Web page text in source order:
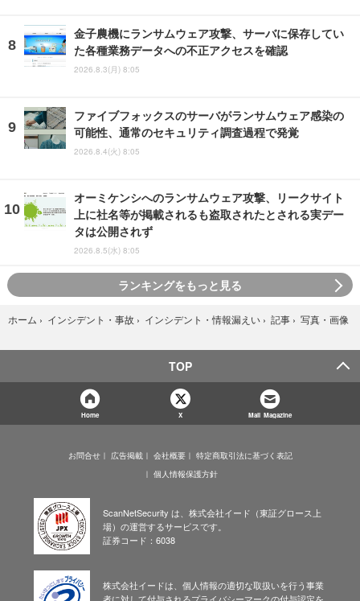
金子農機にランサムウェア攻撃、サーバに保存してい
た各種業務データへの不正アクセスを確認
2026.8.3(月) 8:05
ファイブフォックスのサーバがランサムウェア感染の
可能性、通常のセキュリティ調査過程で発覚
2026.8.4(火) 8:05
オーミケンシへのランサムウェア攻撃、リークサイト
上に社名等が掲載されるも盗取されたとされる実デー
タは公開されず
2026.8.5(水) 8:05
ランキングをもっと見る
ホーム › インシデント・事故 › インシデント・情報漏えい › 記事 › 写真・画像
TOP
Home X Mail Magazine
お問合せ 広告掲載 会社概要
特定商取引法に基づく表記
個人情報保護方針
ScanNetSecurity は、株式会社イード（東証グロース上
場）の運営するサービスです。
証券コード：6038
株式会社イードは、個人情報の適切な取扱いを行う事業